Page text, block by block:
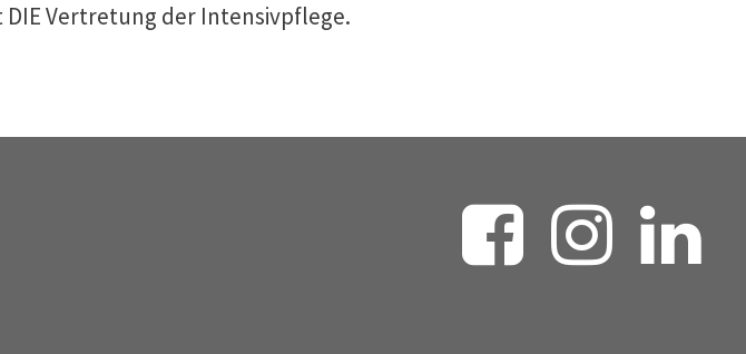
Vertretung der Intensivpflege.